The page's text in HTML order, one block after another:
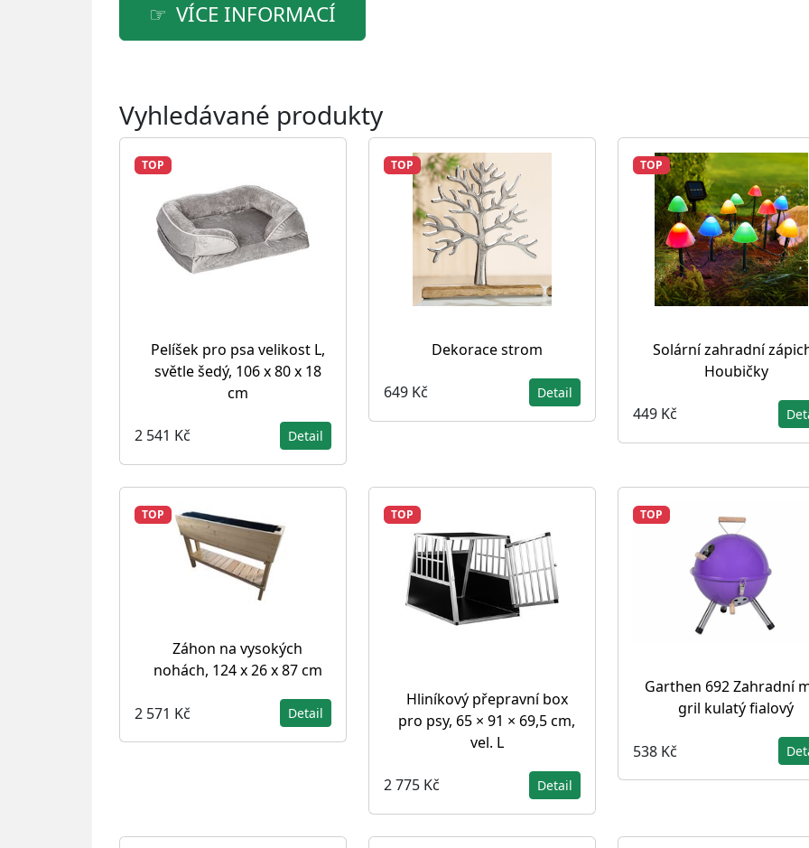
VÍCE INFORMACÍ
Vyhledávané produkty
TOP
Pelíšek pro psa velikost L,
světle šedý, 106 x 80 x 18
cm
2 541 Kč Detail
TOP
Dekorace strom
649 Kč Detail
TOP
Solární zahradní
Houbičky
449 Kč
TOP
Záhon na vysokých
nohách, 124 x 26 x 87 cm
2 571 Kč Detail
TOP
Hliníkový přepravní box
pro psy, 65 × 91 × 69,5 cm,
vel. L
2 775 Kč Detail
TOP
Garthen 692 Zahradní
gril kulatý fialový
538 Kč